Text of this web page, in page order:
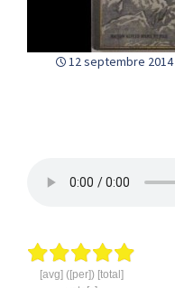
12 septembre 2014
[avg] ([per]) [total]